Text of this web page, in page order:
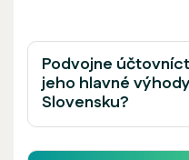
Podvojne
jeho hlavné
Slovensku?